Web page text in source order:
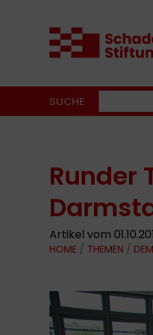
SUCHE
Runder
Artikel vom
HOME / THEMEN /